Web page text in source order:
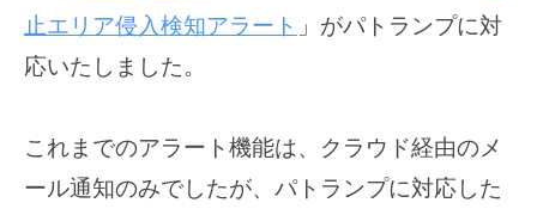
止エリア侵入検知アラート 」がパトランプに対
応いたしました。
これまでのアラート機能は、クラウド経由のメ
ール通知のみでしたが、パトランプに対応した